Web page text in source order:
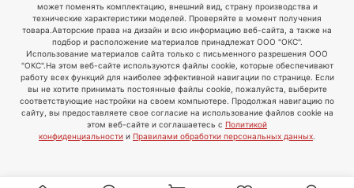
может поменять комплектацию, внешний вид, страну производства и
технические характеристики моделей. Проверяйте в момент получения
товара. Авторские права на дизайн и всю информацию веб-сайта, а также на
подбор и расположение материалов принадлежат ООО "ОКС".
Использование материалов сайта только с письменного разрешения ООО
"ОКС".На этом веб-сайте используются файлы cookie, которые обеспечивают
работу всех функций для наиболее эффективной навигации по странице. Если
вы не хотите принимать постоянные файлы cookie, пожалуйста, выберите
соответствующие настройки на своем компьютере. Продолжая навигацию по
сайту, вы предоставляете свое согласие на использование файлов cookie на
этом веб-сайте и соглашаетесь с Политикой
конфиденциальности и Правилами обработки персональных данных